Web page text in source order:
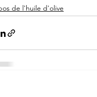
de l'huile d'olive